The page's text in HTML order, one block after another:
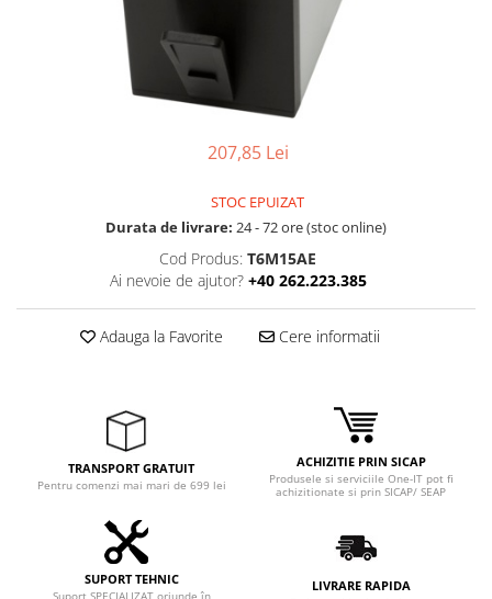
Smartphone IPhone
207,85 Lei
STOC EPUIZAT
Durata de livrare: 24 - 72 ore (stoc online)
Cod Produs: T6M15AE
Ai nevoie de ajutor? +40 262.223.385
Adauga la Favorite Cere informatii
TRANSPORT GRATUIT
Pentru comenzi mai mari de 699 lei
ACHIZITIE PRIN SICAP
Produsele si serviciile One-IT pot fi
achizitionate si prin SICAP/ SEAP
SUPORT TEHNIC
Suport SPECIALIZAT oriunde în
LIVRARE RAPIDA